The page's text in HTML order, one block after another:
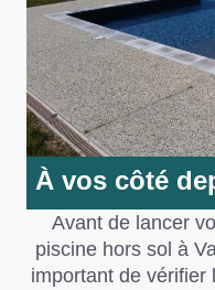
À vos côté
Avant de lancer
piscine hors sol à
important de vérifier